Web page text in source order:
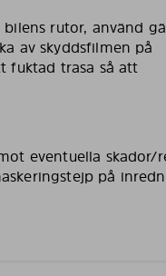
rutor, använd
av skyddsfilmen på
fuktad trasa så att
eventuella skador/
på